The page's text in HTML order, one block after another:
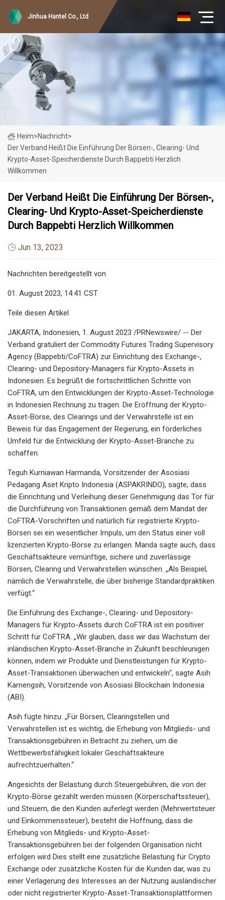
Jinhua Hantel Co., Ltd
Heim>Nachricht>
Der Verband Heißt Die Einführung Der Börsen-, Clearing- Und
Krypto-Asset-Speicherdienste Durch Bappebti Herzlich
Willkommen
Der Verband Heißt Die Einführung Der Börsen-,
Clearing- Und Krypto-Asset-Speicherdienste
Durch Bappebti Herzlich Willkommen
Jun 13, 2023
Nachrichten bereitgestellt von
01. August 2023, 14:41 CST
Teile diesen Artikel
JAKARTA, Indonesien, 1. August 2023 /PRNewswire/ -- Der
Verband gratuliert der Commodity Futures Trading Supervisory
Agency (Bappebti/CoFTRA) zur Einrichtung des Exchange-,
Clearing- und Depository-Managers für Krypto-Assets in
Indonesien. Es begrüßt die fortschrittlichen Schritte von
CoFTRA, um den Entwicklungen der Krypto-Asset-Technologie
in Indonesien Rechnung zu tragen. Die Eröffnung der Krypto-
Asset-Börse, des Clearings und der Verwahrstelle ist ein
Beweis für das Engagement der Regierung, ein förderliches
Umfeld für die Entwicklung der Krypto-Asset-Branche zu
schaffen.
Teguh Kurniawan Harmanda, Vorsitzender der Asosiasi
Pedagang Aset Kripto Indonesia (ASPAKRINDO), sagte, dass
die Einrichtung und Verleihung dieser Genehmigung das Tor für
die Durchführung von Transaktionen gemäß dem Mandat der
CoFTRA-Vorschriften und natürlich für registrierte Krypto-
Börsen sei ein wesentlicher Impuls, um den Status einer voll
lizenzierten Krypto-Börse zu erlangen. Manda sagte auch, dass
Geschäftsakteure vernünftige, sichere und zuverlässige
Börsen, Clearing und Verwahrstellen wünschen. „Als Beispiel,
nämlich die Verwahrstelle, die über bisherige Standardpraktiken
verfügt.“
Die Einführung des Exchange-, Clearing- und Depository-
Managers für Krypto-Assets durch CoFTRA ist ein positiver
Schritt für CoFTRA. „Wir glauben, dass wir das Wachstum der
inländischen Krypto-Asset-Branche in Zukunft beschleunigen
können, indem wir Produkte und Dienstleistungen für Krypto-
Asset-Transaktionen überwachen und entwickeln“, sagte Asih
Karnengsih, Vorsitzende von Asosiasi Blockchain Indonesia
(ABI).
Asih fügte hinzu: „Für Börsen, Clearingstellen und
Verwahrstellen ist es wichtig, die Erhebung von Mitglieds- und
Transaktionsgebühren in Betracht zu ziehen, um die
Wettbewerbsfähigkeit lokaler Geschäftsakteure
aufrechtzuerhalten.“
Angesichts der Belastung durch Steuergebühren, die von der
Krypto-Börse gezahlt werden müssen (Körperschaftssteuer),
und Steuern, die den Kunden auferlegt werden (Mehrwertsteuer
und Einkommenssteuer), besteht die Hoffnung, dass die
Erhebung von Mitglieds- und Krypto-Asset-
Transaktionsgebühren bei der folgenden Organisation nicht
erfolgen wird Dies stellt eine zusätzliche Belastung für Crypto
Exchange oder zusätzliche Kosten für die Kunden dar, was zu
einer Verlagerung des Interesses an der Nutzung ausländischer
oder nicht registrierter Krypto-Asset-Transaktionsplattformen